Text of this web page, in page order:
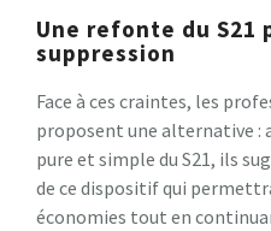
Une refonte du S21
suppression
Face à ces craintes, les
proposent une alternative :
pure et simple du S21, ils
de ce dispositif qui
économies tout en